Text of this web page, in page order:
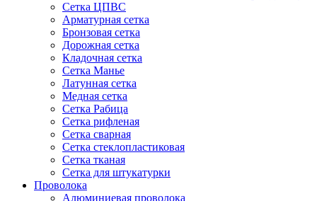
Сетка ЦПВС
Арматурная сетка
Бронзовая сетка
Дорожная сетка
Кладочная сетка
Сетка Манье
Латунная сетка
Медная сетка
Сетка Рабица
Сетка рифленая
Сетка сварная
Сетка стеклопластиковая
Сетка тканая
Сетка для штукатурки
Проволока
Алюминиевая проволока